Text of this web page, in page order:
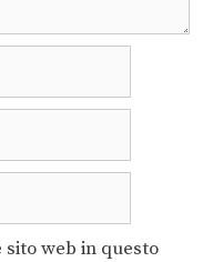
sito web in questo